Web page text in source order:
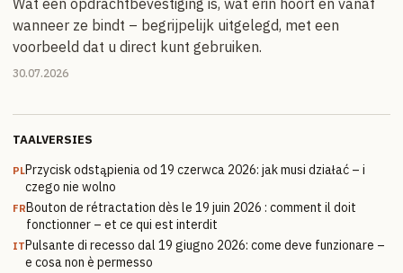
Wat een opdrachtbevestiging is, wat erin hoort en vanaf
wanneer ze bindt – begrijpelijk uitgelegd, met een
voorbeeld dat u direct kunt gebruiken.
30.07.2026
TAALVERSIES
PLPrzycisk odstąpienia od 19 czerwca 2026: jak musi działać – i
czego nie wolno
FR Bouton de rétractation dès le 19 juin 2026 : comment il doit
fonctionner – et ce qui est interdit
IT Pulsante di recesso dal 19 giugno 2026: come deve funzionare –
e cosa non è permesso